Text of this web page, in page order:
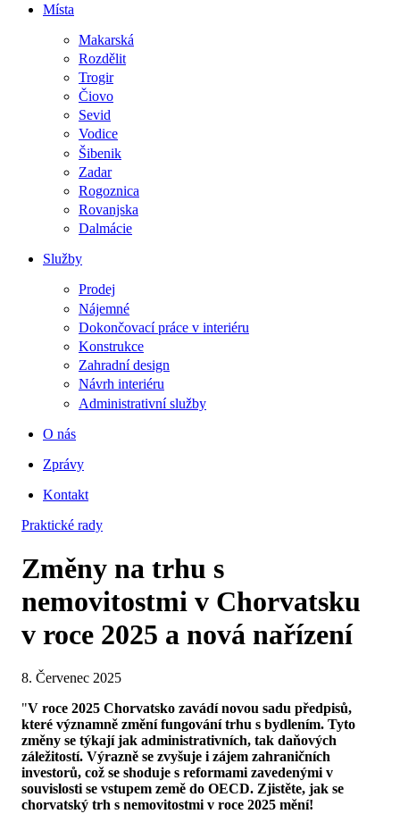
Místa
Makarská
Rozdělit
Trogir
Čiovo
Sevid
Vodice
Šibenik
Zadar
Rogoznica
Rovanjska
Dalmácie
Služby
Prodej
Nájemné
Dokončovací práce v interiéru
Konstrukce
Zahradní design
Návrh interiéru
Administrativní služby
O nás
Zprávy
Kontakt
Praktické rady
Změny na trhu s
nemovitostmi v Chorvatsku
v roce 2025 a nová nařízení
8. Červenec 2025
"V roce 2025 Chorvatsko zavádí novou sadu předpisů,
které významně změní fungování trhu s bydlením. Tyto
změny se týkají jak administrativních, tak daňových
záležitostí. Výrazně se zvyšuje i zájem zahraničních
investorů, což se shoduje s reformami zavedenými v
souvislosti se vstupem země do OECD. Zjistěte, jak se
chorvatský trh s nemovitostmi v roce 2025 mění!